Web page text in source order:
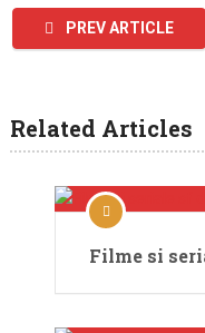
PREV ARTICLE
Related Articles
Filme si